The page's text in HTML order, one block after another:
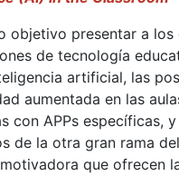
objetivo presentar a los
de tecnología
artificial, las
aumentada en las
con APPs específicas, y
de la otra gran rama
que ofrecen